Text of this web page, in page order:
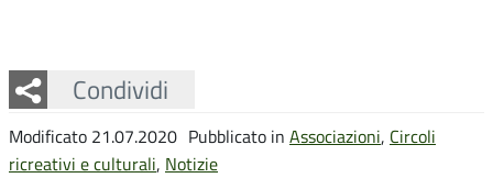
Condividi
Facebook
Twitter
Whatsapp
Modificato 21.07.2020 Pubblicato in Associazioni, Circoli
ricreativi e culturali, Notizie